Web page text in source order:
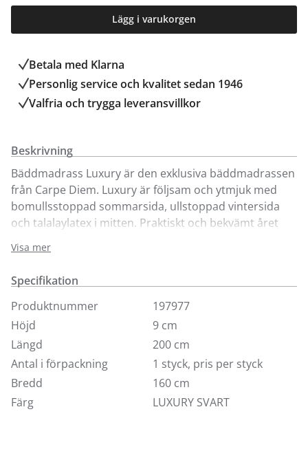
Lägg i varukorgen
Betala med Klarna
Personlig service och kvalitet sedan 1946
Valfria och trygga leveransvillkor
Beskrivning
Bäddmadrass Luxury är den exklusiva bäddmadrassen
från Carpe Diem. Luxury är följsam och ytmjuk med
bomullsstoppad sommarsida, ullstoppad vintersida
och talalaylatex i mitten. Praktiskt och bekvämt året
80, 90, 105, 120, 140, 160, 180 och 210 cm. Här ser du
bäddmadrassen i tyg Luxury i valfri storlek. Höjd 7.5
cm. Om du önskar bäddmadrassen i ulltyg kontakta
någon av våra butiker.
Visa mer
Specifikation
Produktnummer
197977
Höjd
9 cm
Längd
200 cm
Antal i förpackning
1 styck, pris per styck
Bredd
160 cm
Färg
LUXURY SVART